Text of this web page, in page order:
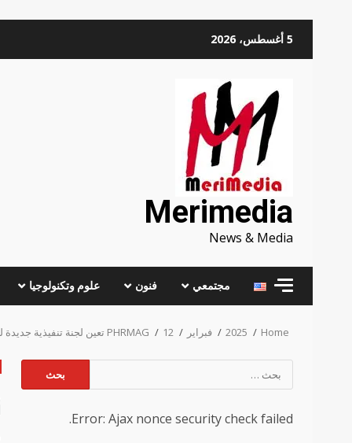
5 أغسطس، 2026
Merimedia
News & Media
مجتمعي فنون علوم وتكنولوجيا
Home
2025 فبراير 12 PHRMAG تعين لجنة تنفيذية جديدة للفترة 2025-2027
عن:
Error: Ajax nonce security check failed.